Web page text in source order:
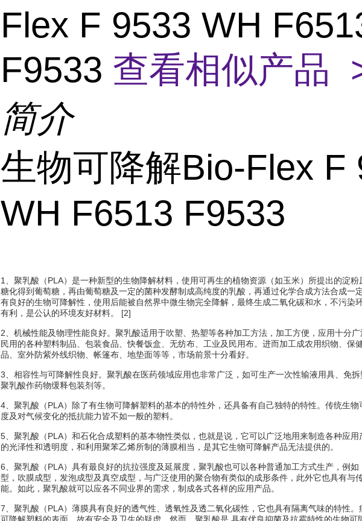
Flex F 9533 WH
F9533 查看相似产品
简介
生物可降解Bio-Flex F
WH F6513 F9533
1、聚乳酸（PLA）是一种新型的生物降解材料 ，使用可再生的植物资源（如玉米）所提出的淀
糖化得到葡萄糖，再由葡萄糖及一定的菌种发酵制成高纯度的乳酸，再通过化学合成方法合成一
有良好的生物可降解性 ，使用后能被自然界中微生物完全降解，最终生成二氧化碳和水，不污染
有利，是公认的环境友好材料。 [2]
2、机械性能及物理性能良好。聚乳酸适用于吹塑、热塑等各种加工方法，加工方便，应用十分
民用的各种塑料制品、包装食品、快餐饭盒、无纺布、工业及民用布。进而加工成农用织物、保
品、室外防紫外线织物、帐篷布、地垫面等等，市场前景十分看好。
3、相容性与可降解性良好。聚乳酸在医药领域应用也非常广泛，如可生产一次性输液用具、免
聚乳酸作药物缓释包装剂等。
4、聚乳酸（PLA）除了有生物可降解塑料的基本的特性外，还具备有自己独特的特性。传统生物
度及对气候变化的抵抗能力皆不如一般的塑料。
5、聚乳酸（PLA）和石化合成塑料的基本物性类似，也就是说，它可以广泛地用来制造各种应
的光泽性和透明度，和利用聚苯乙烯所制的薄膜相当，是其它生物可降解产品无法提供的。
6、聚乳酸（PLA）具有最良好的抗拉强度及延展度，聚乳酸也可以各种普通加工方式生产，例
型，吹膜成型，发泡成型及真空成型，与广泛使用的聚合物有类似的成形条件，此外它也具有与
能。如此，聚乳酸就可以应各不同业界的需求，制成各式各样的应用产品。
7、聚乳酸（PLA）薄膜具有良好的透气性、透氧性及透二氧化碳性，它也具有隔离气味的特性